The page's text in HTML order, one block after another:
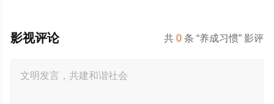
共0 条 “养成习惯” 影评
影视评论